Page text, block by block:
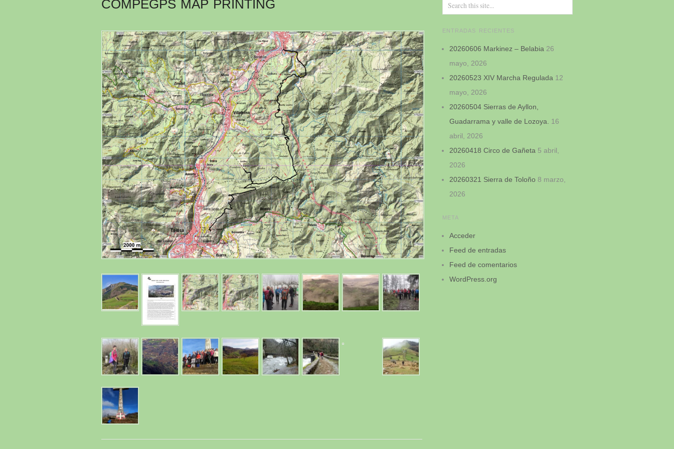
COMPEGPS MAP PRINTING
ENTRADAS RECIENTES
20260606 Markinez – Belabia 26
mayo, 2026
20260523 XIV Marcha Regulada 12
mayo, 2026
20260504 Sierras de Ayllon,
Guadarrama y valle de Lozoya.
16
abril, 2026
20260418 Circo de Gañeta 5 abril,
2026
20260321 Sierra de Toloño 8 marzo,
2026
META
Acceder
Feed de entradas
Feed de comentarios
WordPress.org